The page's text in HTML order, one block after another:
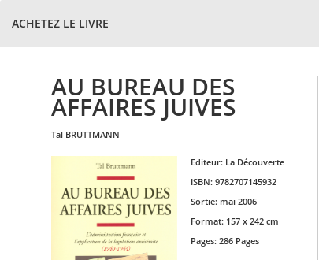
ACHETEZ LE LIVRE
AU BUREAU DES
AFFAIRES JUIVES
tal BRUTTMANN
Editeur: La Découverte
ISBN: 9782707145932
Sortie: mai 2006
Format: 157 x 242 cm
Pages: 286 Pages